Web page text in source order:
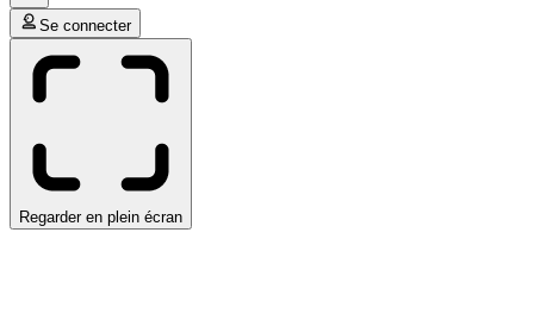
Se connecter
Regarder en plein écran